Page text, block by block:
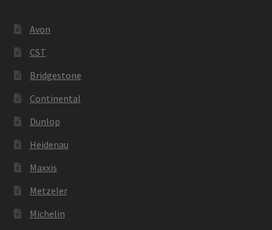
Avon
CST
Bridgestone
Continental
Dunlop
Heidenau
Maxxis
Metzeler
Michelin